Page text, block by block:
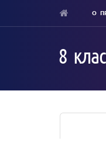
О
8